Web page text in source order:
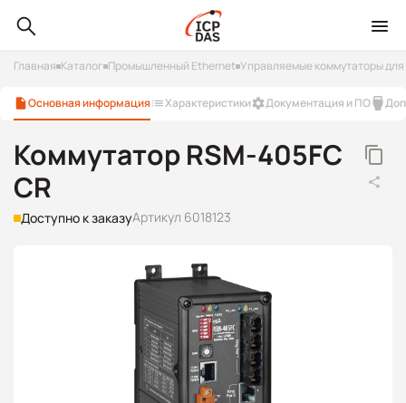
Главная Каталог Промышленный Ethernet Управляемые коммутаторы для
Основная информация Характеристики Документация и ПО
Коммутатор RSM-405FC
CR
Доступно к заказуАртикул 6018123